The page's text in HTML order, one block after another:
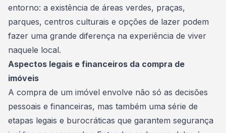
entorno: a existência de áreas verdes, praças,
parques, centros culturais e opções de lazer podem
fazer uma grande diferença na experiência de viver
naquele local.
Aspectos legais e financeiros da compra de
imóveis
A compra de um imóvel envolve não só as decisões
pessoais e financeiras, mas também uma série de
etapas legais e burocráticas que garantem segurança